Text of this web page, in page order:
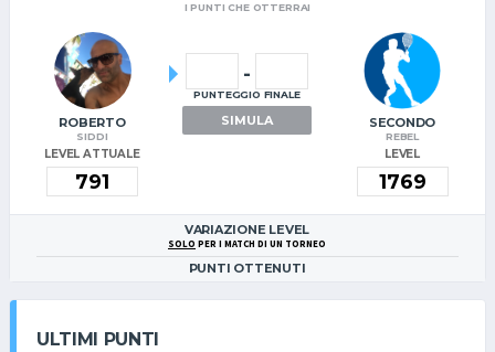
I PUNTI CHE OTTERRAI
ROBERTO
SIDDI
LEVEL ATTUALE
-
PUNTEGGIO FINALE
SIMULA SECONDO
REBEL
LEVEL
VARIAZIONE LEVEL
SOLO PER I MATCH DI UN TORNEO
PUNTI OTTENUTI
ULTIMI PUNTI